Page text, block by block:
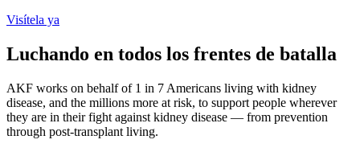
Visítela ya
Luchando en todos los frentes de batalla
AKF works on behalf of 1 in 7 Americans living with kidney
disease, and the millions more at risk, to support people wherever
they are in their fight against kidney disease — from prevention
through post-transplant living.